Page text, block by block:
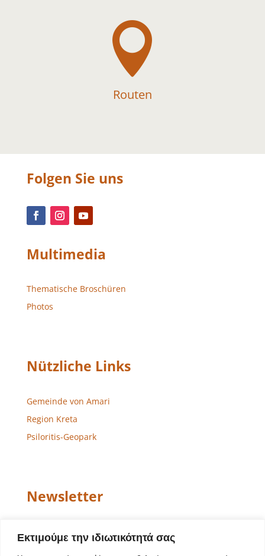
Εκτιμούμε την ιδιωτικότητά σας

Routen
Folgen Sie uns
Multimedia
Thematische Broschüren
Photos
Nützliche Links
Gemeinde von Amari
Region Kreta
Psiloritis-Geopark
Newsletter